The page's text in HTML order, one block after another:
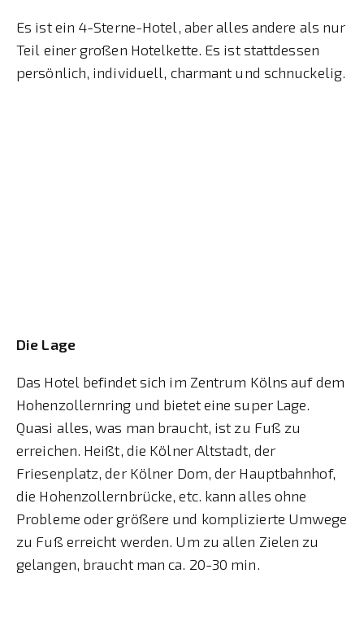
Es ist ein 4-Sterne-Hotel, aber alles andere als nur
Teil einer großen Hotelkette. Es ist stattdessen
persönlich, individuell, charmant und schnuckelig.
Die Lage
Das Hotel befindet sich im Zentrum Kölns auf dem
Hohenzollernring und bietet eine super Lage.
Quasi alles, was man braucht, ist zu Fuß zu
erreichen. Heißt, die Kölner Altstadt, der
Friesenplatz, der Kölner Dom, der Hauptbahnhof,
die Hohenzollernbrücke, etc. kann alles ohne
Probleme oder größere und komplizierte Umwege
zu Fuß erreicht werden. Um zu allen Zielen zu
gelangen, braucht man ca. 20-30 min.